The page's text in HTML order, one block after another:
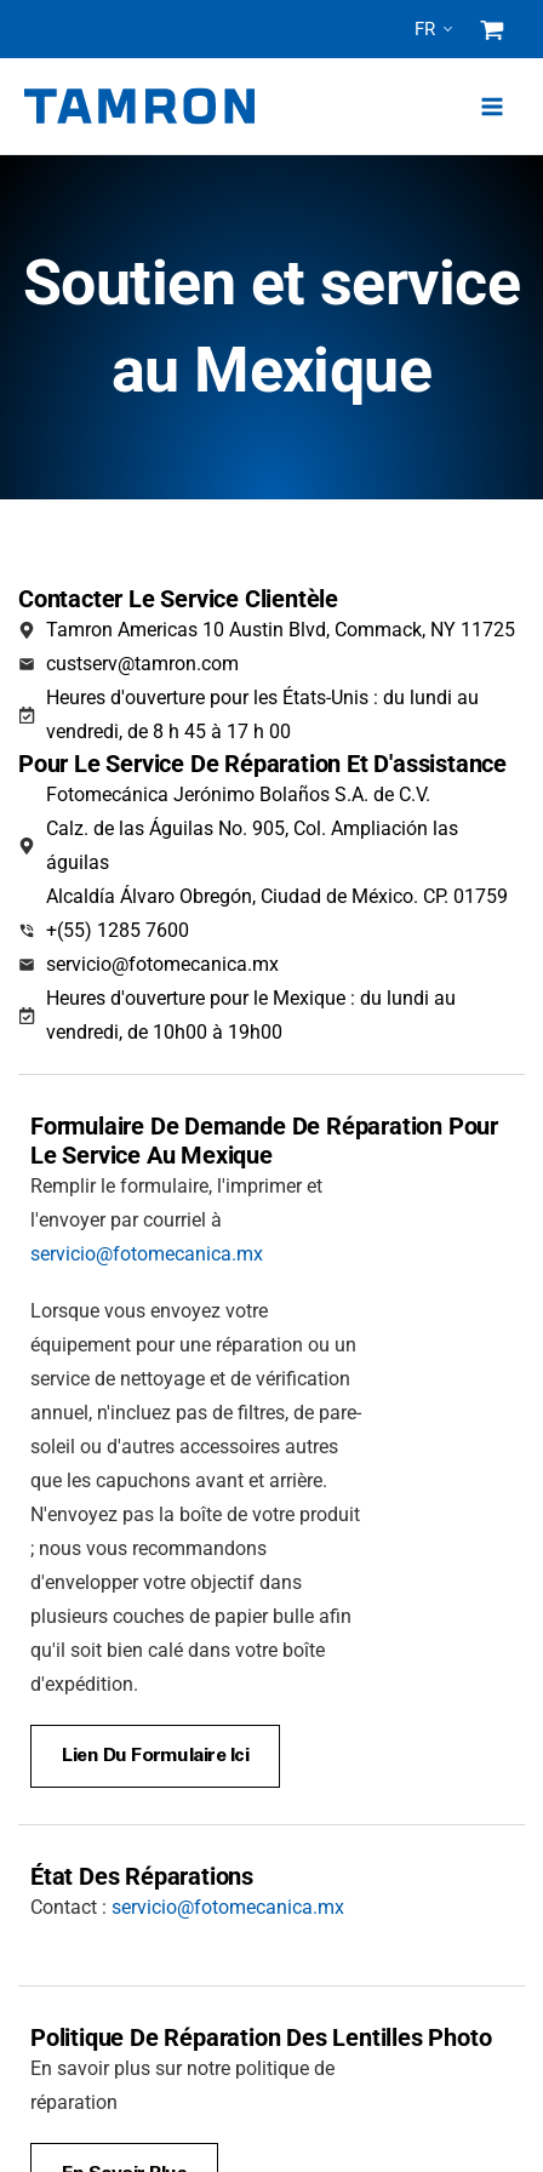
content
FR
Soutien et service
au Mexique
Contacter Le Service Clientèle
Tamron Americas 10 Austin Blvd, Commack, NY 11725
custserv@tamron.com
Heures d'ouverture pour les États-Unis : du lundi au
vendredi, de 8 h 45 à 17 h 00
Pour Le Service De Réparation Et D'assistance
Fotomecánica Jerónimo Bolaños S.A. de C.V.
Calz. de las Águilas No. 905, Col. Ampliación las
águilas
Alcaldía Álvaro Obregón, Ciudad de México. CP. 01759
+(55) 1285 7600
servicio@fotomecanica.mx
Heures d'ouverture pour le Mexique : du lundi au
vendredi, de 10h00 à 19h00
Formulaire De Demande De Réparation Pour
Le Service Au Mexique
Remplir le formulaire, l'imprimer et
l'envoyer par courriel à
servicio@fotomecanica.mx
Lorsque vous envoyez votre
équipement pour une réparation ou un
service de nettoyage et de vérification
annuel, n'incluez pas de filtres, de pare-
soleil ou d'autres accessoires autres
que les capuchons avant et arrière.
N'envoyez pas la boîte de votre produit
; nous vous recommandons
d'envelopper votre objectif dans
plusieurs couches de papier bulle afin
qu'il soit bien calé dans votre boîte
d'expédition.
Lien Du Formulaire Ici
État Des Réparations
Contact : servicio@fotomecanica.mx
Politique De Réparation Des Lentilles Photo
En savoir plus sur notre politique de
réparation